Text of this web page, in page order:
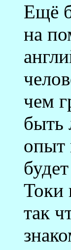
Ещё
на
чем
быть
опыт
Токи
так